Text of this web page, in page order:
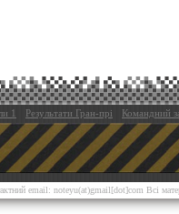
1 Результати Гран-прі Командний
email: noteyu(at)gmail[dot]com Всі